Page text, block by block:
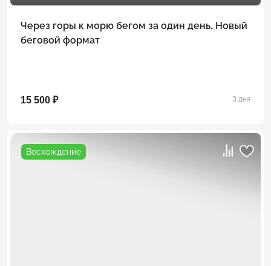
Через горы к морю бегом за один день. Новый
беговой формат
15 500 ₽ 3 дня
Восхождение